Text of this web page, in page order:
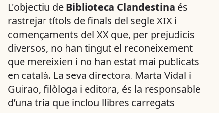
L'objectiu de Biblioteca Clandestina és
rastrejar títols de finals del segle XIX i
començaments del XX que, per prejudicis
diversos, no han tingut el reconeixement
que mereixien i no han estat mai publicats
en català. La seva directora, Marta Vidal i
Guirao, filòloga i editora, és la responsable
d’una tria que inclou llibres carregats